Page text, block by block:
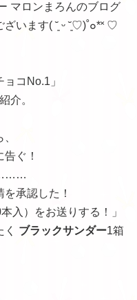
マロンまろんのブログ
います( ˘͈ ᵕ ˘͈♡)˚๐*˟ ♡
コNo.1」
介。
ぐ！
承認した！
入）をお送りする！」
く ブラックサンダー1箱